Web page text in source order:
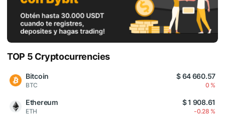
TOP 5 Cryptocurrencies
Bitcoin
BTC
$ 64 660.57
0 %
Ethereum
ETH
$ 1 908.61
-0.28 %